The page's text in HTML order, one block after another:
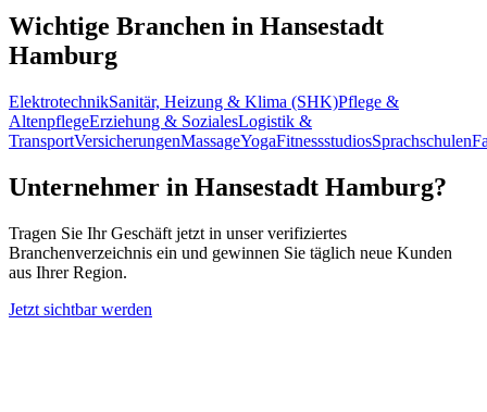
Wichtige Branchen in Hansestadt
Hamburg
ElektrotechnikSanitär, Heizung & Klima (SHK)Pflege &
AltenpflegeErziehung & SozialesLogistik &
TransportVersicherungenMassageYogaFitnessstudiosSprachschulen
Unternehmer in Hansestadt Hamburg?
Tragen Sie Ihr Geschäft jetzt in unser verifiziertes
Branchenverzeichnis ein und gewinnen Sie täglich neue Kunden
aus Ihrer Region.
Jetzt sichtbar werden